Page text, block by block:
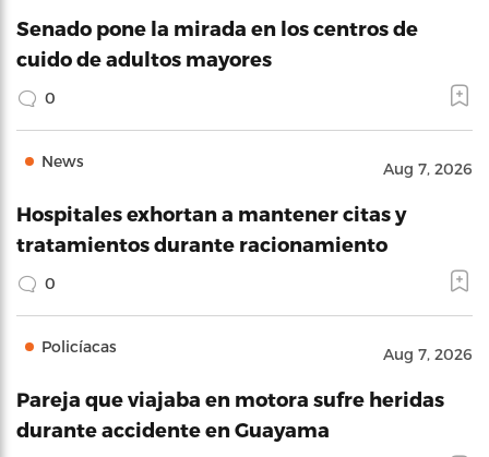
Senado pone la mirada en los centros de
cuido de adultos mayores
0
News Aug 7, 2026
Hospitales exhortan a mantener citas y
tratamientos durante racionamiento
0
Policíacas Aug 7, 2026
Pareja que viajaba en motora sufre heridas
durante accidente en Guayama